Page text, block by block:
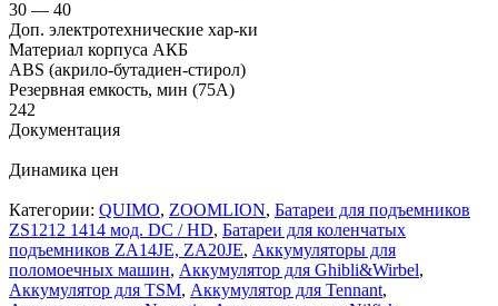
30 — 40
Доп. электротехнические хар-ки
Материал корпуса АКБ
ABS (акрило-бутадиен-стирол)
Резервная емкость, мин (75А)
242
Документация
Динамика цен
Категории: QUIMO, ZOOMLION, Батареи для подъемников
ZS1212 1414 мод. DC / HD, Батареи для коленчатых
подъемников ZA14JE, ZA20JE, Аккумуляторы для
поломоечных машин, Аккумулятор для Ghibli&Wirbel,
Аккумулятор для TSM, Аккумулятор для Tennant,